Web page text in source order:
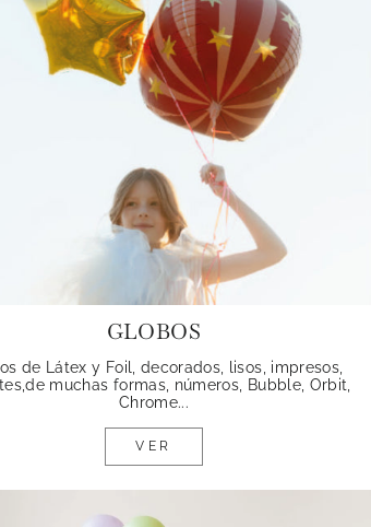
GLOBOS
de Látex y Foil, decorados, lisos, impresos,
muchas formas, números, Bubble, Orbit,
Chrome...
VER